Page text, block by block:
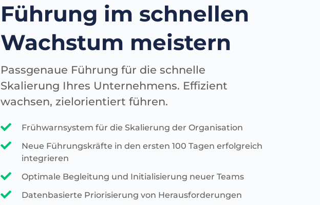
Führung im schnellen
Wachstum meistern
Passgenaue Führung für die schnelle
Skalierung Ihres Unternehmens. Effizient
wachsen, zielorientiert führen.
Frühwarnsystem für die Skalierung der Organisation
Neue Führungskräfte in den ersten 100 Tagen erfolgreich
integrieren
Optimale Begleitung und Initialisierung neuer Teams
Datenbasierte Priorisierung von Herausforderungen